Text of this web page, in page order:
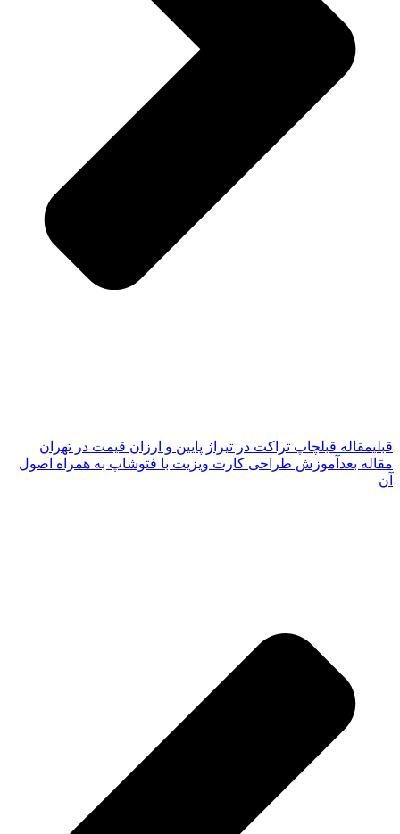
قبلیمقاله قبلچاپ تراکت در تیراژ پایین و ارزان قیمت در تهران
مقاله بعد آموزش طراحی کارت ویزیت با فتوشاپ به همراه اصول
آن